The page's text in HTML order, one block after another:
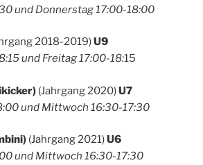
und Donnerstag 17:00-18:00
2018-2019)U9
und Freitag 17:00-18:15
(Jahrgang 2020)U7
und Mittwoch 16:30-17:30
(Jahrgang 2021)U6
und Mittwoch 16:30-17:30